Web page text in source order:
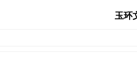
玉环